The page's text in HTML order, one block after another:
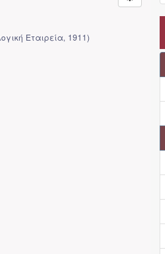
Εταιρεία, 1911)